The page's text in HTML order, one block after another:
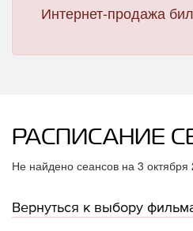
Интернет-продажа
РАСПИСАНИЕ
Не найдено сеансов на 3 октября
Вернуться к выбору